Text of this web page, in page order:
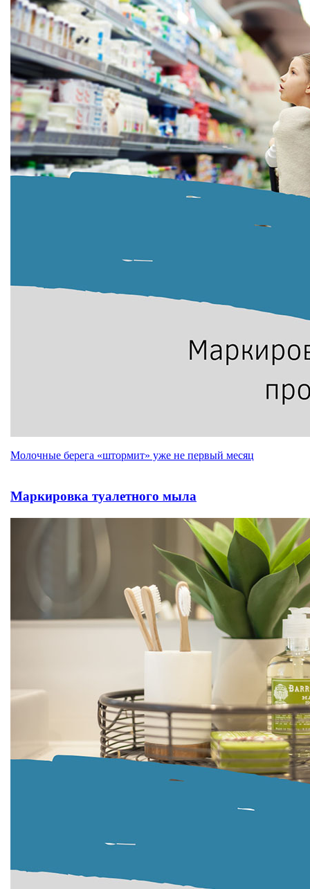
Молочные берега «штормит» уже не первый месяц
Маркировка туалетного мыла